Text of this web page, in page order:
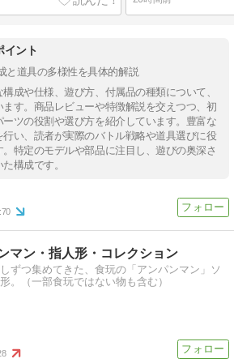
イント
と道具の多様性を具体的解説
成や仕様、遊び方、付属品の種類について、
す。商品レビューや特徴解説を交えつつ、初
ツの役割や選び方を紹介しています。豊富な
い、読者が実際のバトル戦略や道具選びに役
特定のモデルや部品に注目し、遊びの奥深さ
構成です。
70
マン・指人形・コレクション
ずつ集めてきた、食玩の「アンパンマン」ソ
。（一部食玩ではない物も含む）